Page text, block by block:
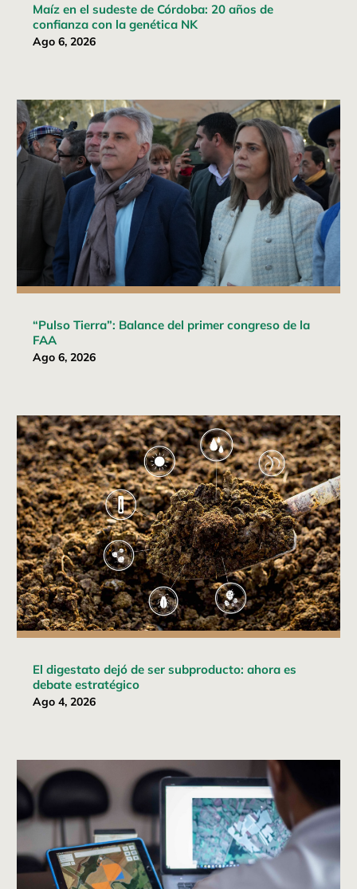
Maíz en el sudeste de Córdoba: 20 años de
confianza con la genética NK
Ago 6, 2026
“Pulso Tierra”: Balance del primer congreso de la
FAA
Ago 6, 2026
El digestato dejó de ser subproducto: ahora es
debate estratégico
Ago 4, 2026